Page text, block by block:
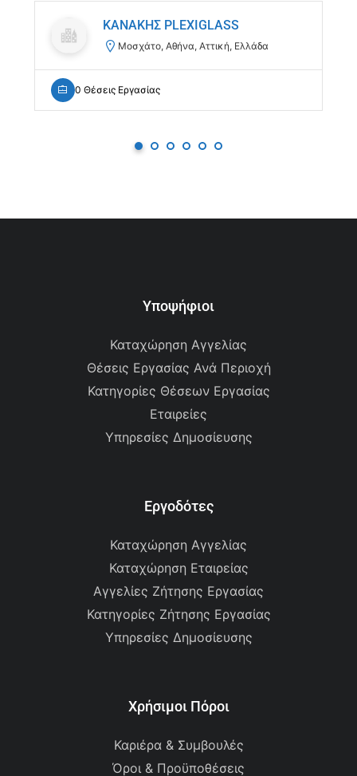
ΚΑΝΑΚΗΣ PLEXIGLASS
Μοσχάτο, Αθήνα, Αττική, Ελλάδα
0 Θέσεις Εργασίας
Υποψήφιοι
Καταχώρηση Αγγελίας
Θέσεις Εργασίας Ανά Περιοχή
Κατηγορίες Θέσεων Εργασίας
Εταιρείες
Υπηρεσίες Δημοσίευσης
Εργοδότες
Καταχώρηση Αγγελίας
Καταχώρηση Εταιρείας
Αγγελίες Ζήτησης Εργασίας
Κατηγορίες Ζήτησης Εργασίας
Υπηρεσίες Δημοσίευσης
Χρήσιμοι Πόροι
Καριέρα & Συμβουλές
Όροι & Προϋποθέσεις